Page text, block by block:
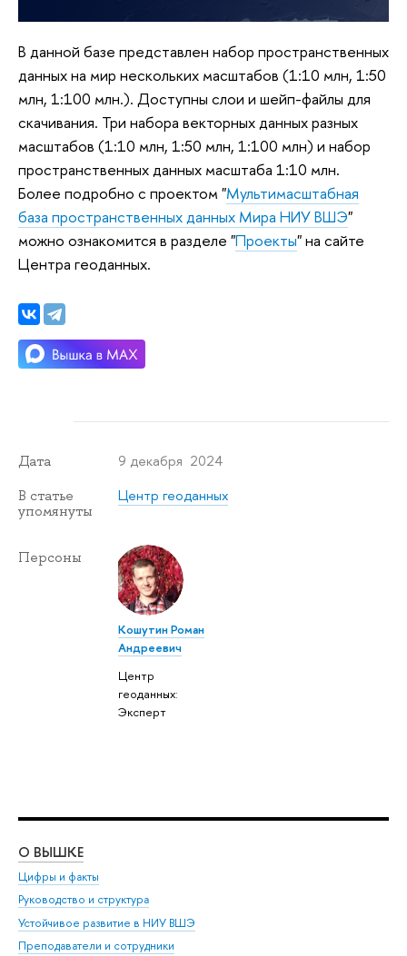
В данной базе представлен набор пространственных
данных на мир нескольких масштабов (1:10 млн, 1:50
млн, 1:100 млн.). Доступны слои и шейп-файлы для
скачивания. Три набора векторных данных разных
масштабов (1:10 млн, 1:50 млн, 1:100 млн) и набор
пространственных данных масштаба 1:10 млн.
Более подробно с проектом "Мультимасштабная
база пространственных данных Мира НИУ ВШЭ"
можно ознакомится в разделе "Проекты" на сайте
Центра геоданных.
Дата 9 декабря 2024
В статье
упомянуты
Центр геоданных
Персоны
Кошутин Роман
Андреевич
Центр
геоданных:
Эксперт
О ВЫШКЕ
Цифры и факты
Руководство и структура
Устойчивое развитие в НИУ ВШЭ
Преподаватели и сотрудники